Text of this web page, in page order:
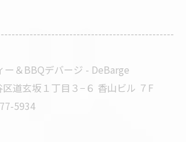
ー＆BBQデバージ - DeBarge
道玄坂１丁目３−６ 香山ビル ７F
5934